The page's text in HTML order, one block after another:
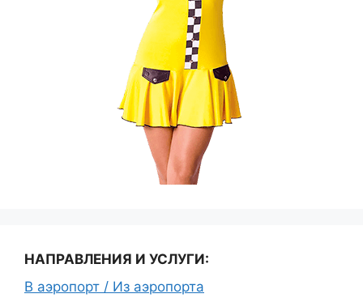
НАПРАВЛЕНИЯ И УСЛУГИ:
В аэропорт / Из аэропорта